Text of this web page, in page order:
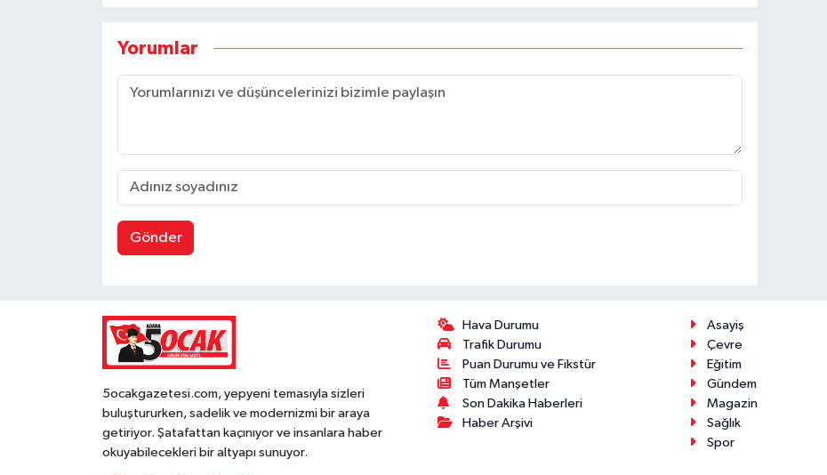
Yorumlar
Gönder
5ocakgazetesi.com, yepyeni temasıyla sizleri
buluştururken, sadelik ve modernizmi bir araya
getiriyor. Şatafattan kaçınıyor ve insanlara haber
okuyabilecekleri bir altyapı sunuyor.
Hava Durumu
Trafik Durumu
Puan Durumu ve Fikstür
Tüm Manşetler
Son Dakika Haberleri
Haber Arşivi
Asayiş
Çevre
Eğitim
Gündem
Magazin
Sağlık
Spor